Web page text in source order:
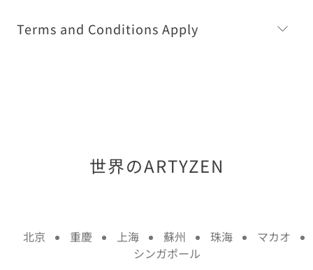
Terms and Conditions Apply
世界のARTYZEN
北京 重慶 上海 蘇州 珠海
マカオ
シンガポール